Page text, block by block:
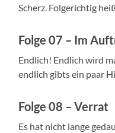
Scherz. Folgerichtig
Folge 07 – Im
Endlich! Endlich wird
endlich gibts ein paar
Folge 08 – Verrat
Es hat nicht lange